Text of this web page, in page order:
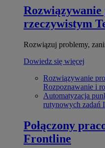
Rozwiązywanie
rzeczywistym
Rozwiązuj problemy,
Dowiedz się więcej
Rozwiązywanie
Rozpoznawanie i
Automatyzacja
rutynowych zadań
Połączony
Frontline